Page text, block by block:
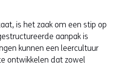
is het zaak om een stip op
aanpak is
kunnen een leercultuur
ontwikkelen dat zowel